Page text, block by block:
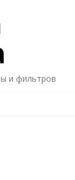
и фильтров